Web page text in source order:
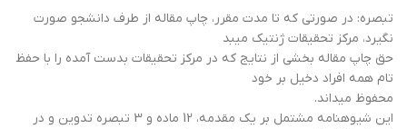
تبصره: در صورتی که تا مدت مقرر، چاپ مقاله از طرف دانشجو صورت
نگیرد، مرکز تحقیقات ژنتیک میبد
حق چاپ مقاله بخشی از نتایج که در مرکز تحقیقات بدست آمده را با حفظ
تام همه افراد دخیل بر خود
محفوظ میداند.
این شیوهنامه مشتمل بر یک مقدمه، 12 ماده و 3 تبصره تدوین و در